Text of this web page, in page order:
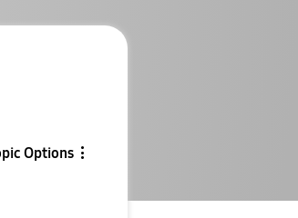
Options